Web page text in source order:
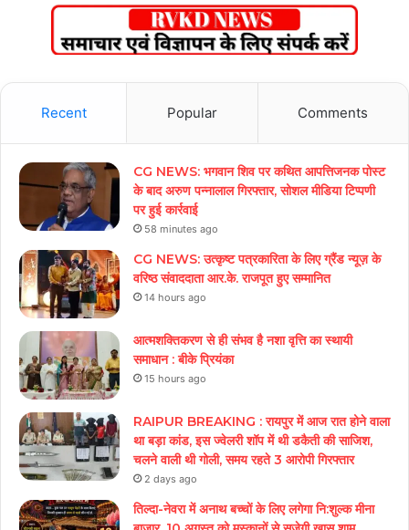
Recent Popular Comments
CG NEWS: भगवान शिव पर कथित आपत्तिजनक पोस्ट
के बाद अरुण पन्नालाल गिरफ्तार, सोशल मीडिया टिप्पणी
पर हुई कार्रवाई
58 minutes ago
CG NEWS: उत्कृष्ट पत्रकारिता के लिए ग्रैंड न्यूज़ के
वरिष्ठ संवाददाता आर.के. राजपूत हुए सम्मानित
14 hours ago
आत्मशक्तिकरण से ही संभव है नशा वृत्ति का स्थायी
समाधान : बीके प्रियंका
15 hours ago
RAIPUR BREAKING : रायपुर में आज रात होने वाला
था बड़ा कांड, इस ज्वेलरी शॉप में थी डकैती की साजिश,
चलने वाली थी गोली, समय रहते 3 आरोपी गिरफ्तार
2 days ago
तिल्दा-नेवरा में अनाथ बच्चों के लिए लगेगा नि:शुल्क मीना